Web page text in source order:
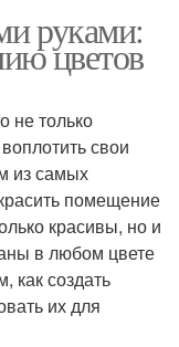
руками:
цветов
не только
свои
из самых
помещение
красивы, но и
в любом цвете
как создать
их для